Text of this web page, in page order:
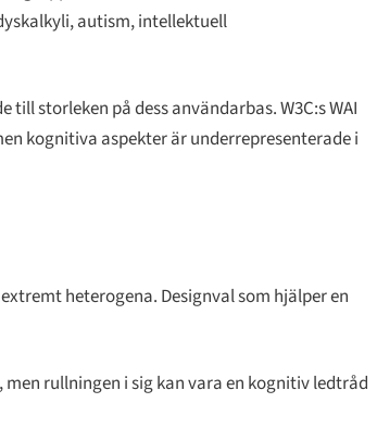
autism, intellektuell
storleken på dess användarbas. W3C:s WAI
kognitiva aspekter är underrepresenterade i
heterogena. Designval som hjälper en
rullningen i sig kan vara en kognitiv ledtråd